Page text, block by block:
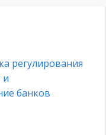
регулирования
и
банков